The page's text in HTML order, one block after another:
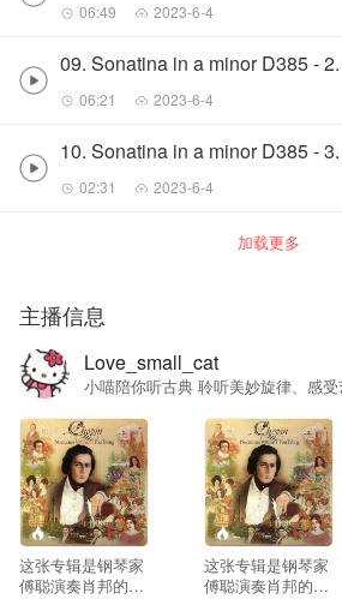
06:49 2023-6-4
09. Sonatina in a minor D385 -
06:21 2023-6-4
02:31 2023-6-4
加载更多
主播信息
Love_small_cat
小喵陪你听古典 聆听美妙旋律、感
--
这张专辑是钢琴家
傅聪演奏肖邦的10
--
这张专辑是钢琴家
傅聪演奏肖邦的11